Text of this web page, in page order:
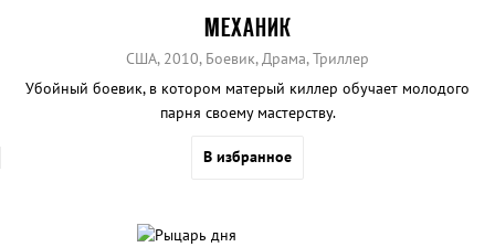
МЕХАНИК
США, 2010, Боевик, Драма, Триллер
Убойный боевик, в котором матерый киллер обучает молодого
парня своему мастерству.
В избранное